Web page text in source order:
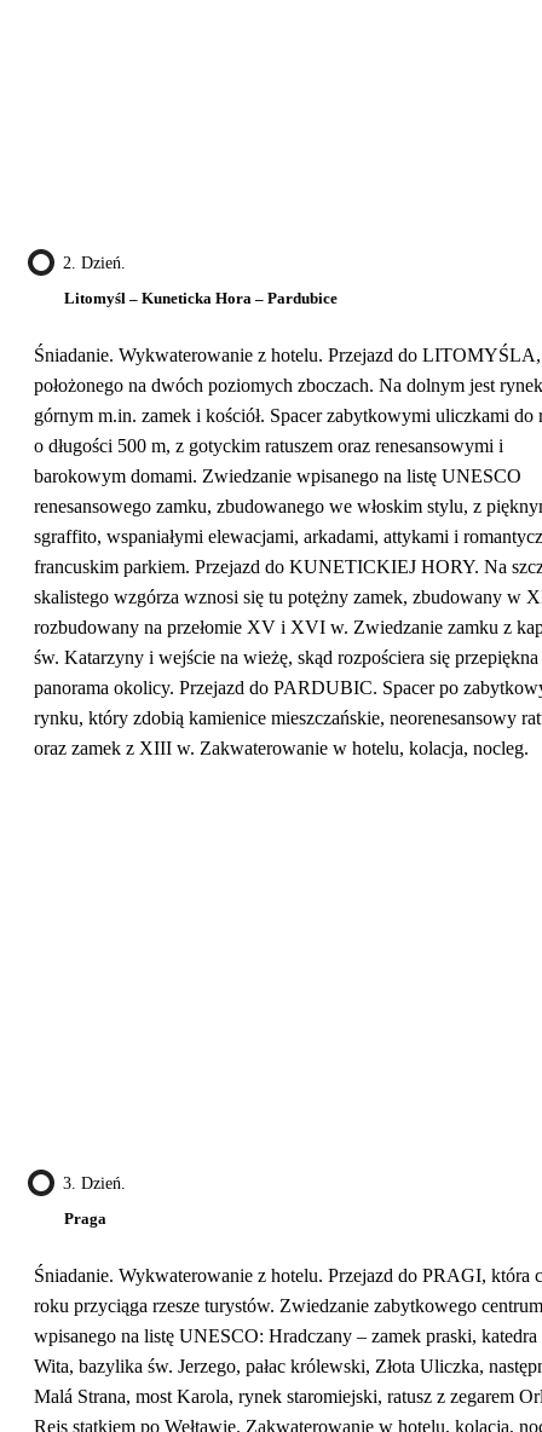
2. Dzień.
Litomyśl – Kuneticka Hora – Pardubice
Śniadanie. Wykwaterowanie z hotelu. Przejazd do LITOMYŚLA,
położonego na dwóch poziomych zboczach. Na dolnym jest
górnym m.in. zamek i kościół. Spacer zabytkowymi uliczkami do
o długości 500 m, z gotyckim ratuszem oraz renesansowymi i
barokowym domami. Zwiedzanie wpisanego na listę UNESCO
renesansowego zamku, zbudowanego we włoskim stylu, z
sgraffito, wspaniałymi elewacjami, arkadami, attykami i
francuskim parkiem. Przejazd do KUNETICKIEJ HORY. Na
skalistego wzgórza wznosi się tu potężny zamek, zbudowany w
rozbudowany na przełomie XV i XVI w. Zwiedzanie zamku z
św. Katarzyny i wejście na wieżę, skąd rozpościera się przepiękna
panorama okolicy. Przejazd do PARDUBIC. Spacer po
rynku, który zdobią kamienice mieszczańskie, neorenesansowy
oraz zamek z XIII w. Zakwaterowanie w hotelu, kolacja, nocleg.
3. Dzień.
Praga
Śniadanie. Wykwaterowanie z hotelu. Przejazd do PRAGI, która
roku przyciąga rzesze turystów. Zwiedzanie zabytkowego
wpisanego na listę UNESCO: Hradczany – zamek praski, katedra
Wita, bazylika św. Jerzego, pałac królewski, Złota Uliczka,
Malá Strana, most Karola, rynek staromiejski, ratusz z zegarem
Rejs statkiem po Wełtawie. Zakwaterowanie w hotelu, kolacja,